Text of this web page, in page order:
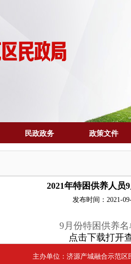
民政政务 政策文件
2021年特困供养人员
发布时间：2021-
9月份特困供养名
点击下载打开
主办单位：济源产城融合示范区